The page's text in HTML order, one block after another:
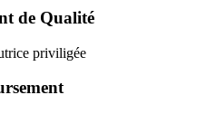
de Qualité
priviligée